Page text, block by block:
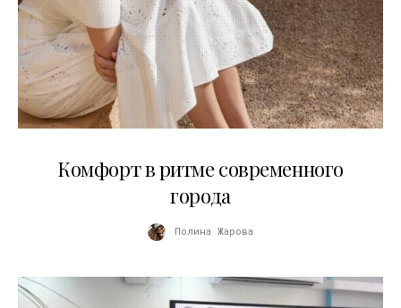
Комфорт в ритме современного
города
Полина Жарова